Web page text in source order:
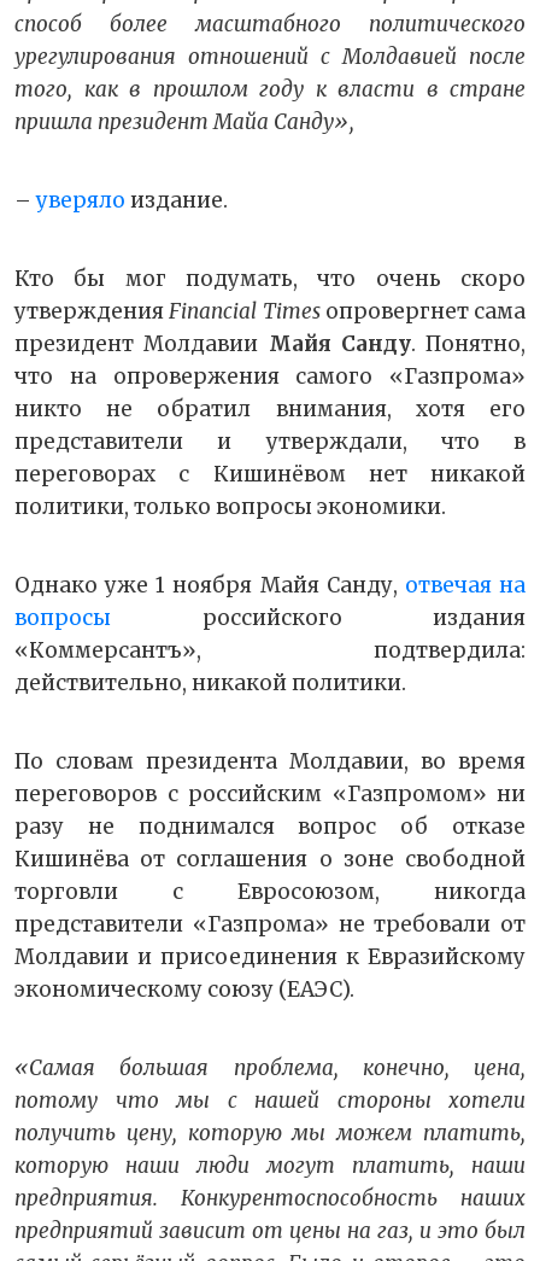
способ более масштабного политического
урегулирования отношений с Молдавией после
того, как в прошлом году к власти в стране
пришла президент Майа Санду»,
–уверяло издание.
Кто бы мог подумать, что очень скоро
утвержденияFinancial Timesопровергнет сама
президент Молдавии Майя Санду. Понятно,
что на опровержения самого «Газпрома»
никто не обратил внимания, хотя его
представители и утверждали, что в
переговорах с Кишинёвом нет никакой
политики, только вопросы экономики.
Однако уже 1 ноября Майя Санду, отвечая на
вопросы российского издания
«Коммерсантъ», подтвердила:
действительно, никакой политики.
По словам президента Молдавии, во время
переговоров с российским «Газпромом» ни
разу не поднимался вопрос об отказе
Кишинёва от соглашения о зоне свободной
торговли с Евросоюзом, никогда
представители «Газпрома» не требовали от
Молдавии и присоединения к Евразийскому
экономическому союзу (ЕАЭС).
«Самая большая проблема, конечно, цена,
потому что мы с нашей стороны хотели
получить цену, которую мы можем платить,
которую наши люди могут платить, наши
предприятия. Конкурентоспособность наших
предприятий зависит от цены на газ, и это был